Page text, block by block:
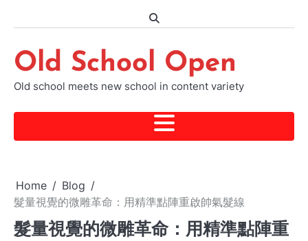
Old School Open
Old school meets new school in content variety
Home
Blog
髮量視覺的微雕革命：用精準點陣重啟帥氣髮線
髮量視覺的微雕革命：用精準點陣重